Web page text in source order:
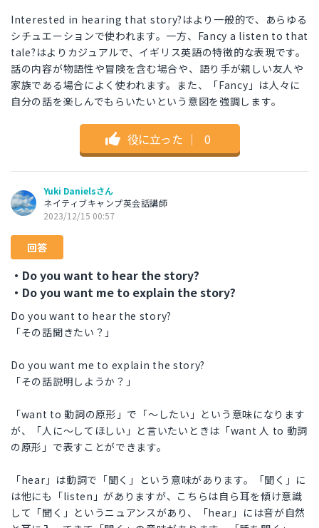
Interested in hearing that story?はより一般的で、あらゆる
シチュエーションで使われます。一方、Fancy a listen to that
tale?はよりカジュアルで、イギリス英語の特徴的な表現です。
話の内容が物語性や冒険を含む場合や、語り手が親しい友人や
家族である場合によく使われます。また、「Fancy」は人々に
自分の話を楽しんでもらいたいという意図を強調します。
役に立った ｜ 0
Yuki Danielsさん
ネイティブキャンプ英会話講師
2023/12/15 00:57
回答
・Do you want to hear the story?
・Do you want me to explain the story?
Do you want to hear the story?
「その話聞きたい？」
Do you want me to explain the story?
「その話説明しようか？」
「want to 動詞の原形」で「～したい」という意味になります
が、「人に～してほしい」と言いたいときは「want 人 to 動詞
の原形」で表すことができます。
「hear」は動詞で「聞く」という意味があります。「聞く」に
は他にも「listen」がありますが、こちらは自ら耳を傾け意識
して「聞く」というニュアンスがあり、「hear」には音が自然